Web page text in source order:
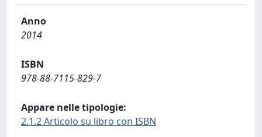
Anno
2014
ISBN
978-88-7115-829-7
Appare nelle tipologie:
2.1.2 Articolo su libro con ISBN